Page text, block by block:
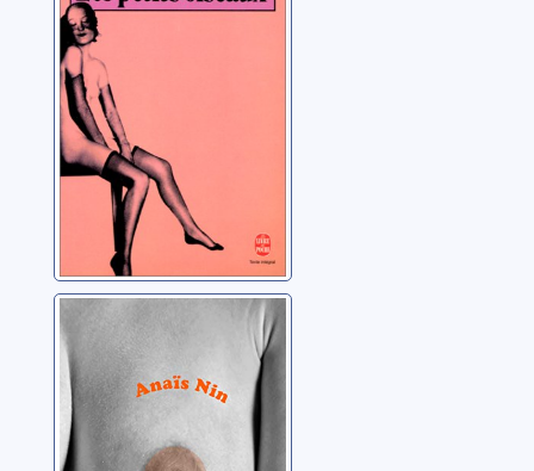
Nin, Anaïs
Auletris
Nin, Anaïs